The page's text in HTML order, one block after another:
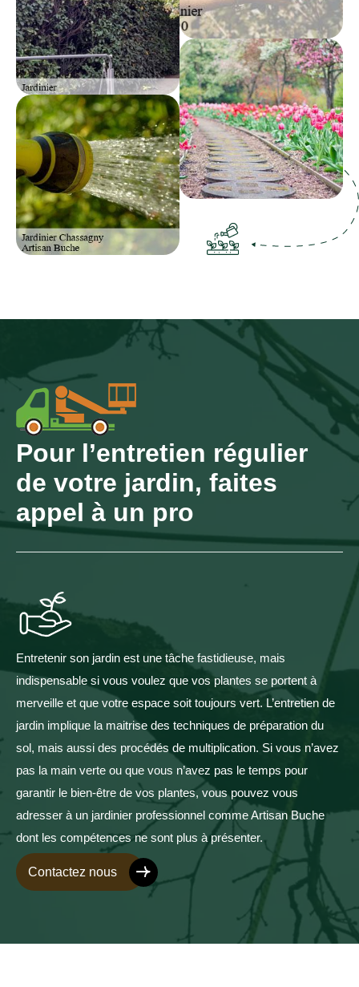
Pour l’entretien régulier
de votre jardin, faites
appel à un pro
Entretenir son jardin est une tâche fastidieuse, mais
indispensable si vous voulez que vos plantes se portent à
merveille et que votre espace soit toujours vert. L’entretien de
jardin implique la maitrise des techniques de préparation du
sol, mais aussi des procédés de multiplication. Si vous n’avez
pas la main verte ou que vous n’avez pas le temps pour
garantir le bien-être de vos plantes, vous pouvez vous
adresser à un jardinier professionnel comme Artisan Buche
dont les compétences ne sont plus à présenter.
Contactez nous